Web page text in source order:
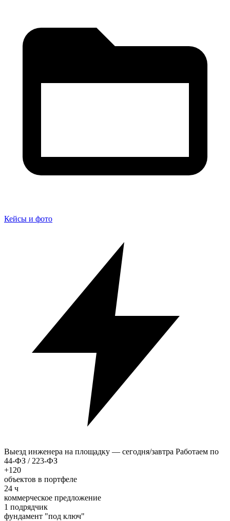
Кейсы и фото
Выезд инженера на площадку — сегодня/завтра Работаем по
44-ФЗ / 223-ФЗ
+120
объектов в портфеле
24 ч
коммерческое предложение
1 подрядчик
фундамент "под ключ"